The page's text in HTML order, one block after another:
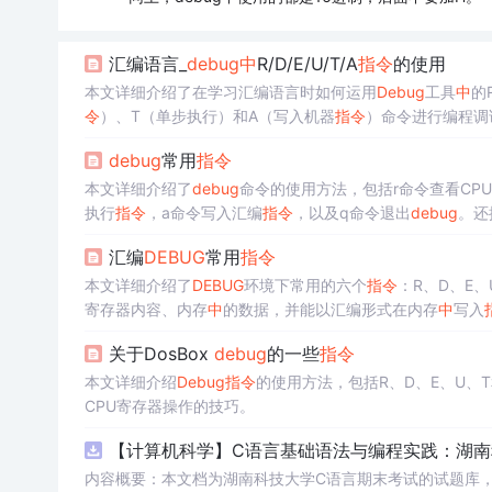
汇编语言_ debug中R/D/E/U/T/A指令的使用
本文详细介绍了在学习汇编语言时如何运用Debug工具中的
令）、T（单步执行）和A（写入机器指令）命令进行编程
debug常用指令
本文详细介绍了debug命令的使用方法，包括r命令查看
执行指令 ，a命令写入汇编指令 ，以及q命令退出debug。
汇编DEBUG常用指令
本文详细介绍了DEBUG环境下常用的六个指令 ：R、D、E
寄存器内容、内存中的数据，并能以汇编形式在内存中写入
关于DosBox debug的一些指令
本文详细介绍Debug指令的使用方法，包括R、D、E、U、
CPU寄存器操作的技巧。
【计算机科学】C语言基础语法与编程实践：湖
内容概要：本文档为湖南科技大学C语言期末考试的试题